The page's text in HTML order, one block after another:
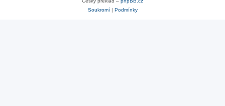
Soukromí| Podmínky